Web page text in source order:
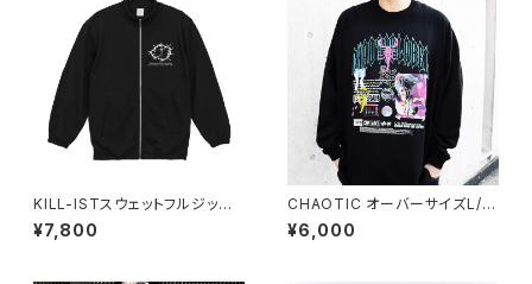
KILL-ISTスウェットフルジップ
スタンドブルゾン（公式サイト限
定SPOT ITEM）
¥7,800
CHAOTIC オーバーサイズL/S
Tシャツ
¥6,000